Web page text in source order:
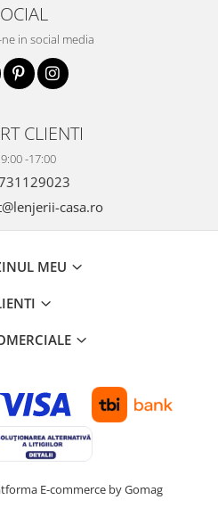
in social media
CLIENTI
-17:00
casa.ro
MEU
E-commerce by Gomag